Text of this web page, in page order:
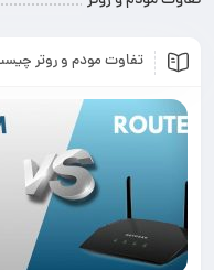
و روتر چیست؟